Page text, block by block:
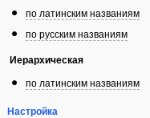
по латинским названиям
по русским названиям
Иерархическая
по латинским названиям
Настройка